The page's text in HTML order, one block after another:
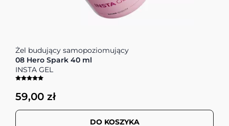
Żel budujący samopoziomujący
08 Hero Spark 40 ml
INSTA GEL
59,00 zł
DO KOSZYKA